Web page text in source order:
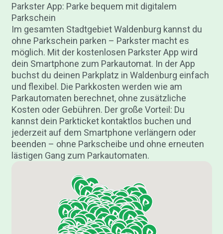
Parkster App: Parke bequem mit digitalem
Parkschein
Im gesamten Stadtgebiet Waldenburg kannst du
ohne Parkschein parken – Parkster macht es
möglich. Mit der kostenlosen Parkster App wird
dein Smartphone zum Parkautomat. In der App
buchst du deinen Parkplatz in Waldenburg einfach
und flexibel. Die Parkkosten werden wie am
Parkautomaten berechnet, ohne zusätzliche
Kosten oder Gebühren. Der große Vorteil: Du
kannst dein Parkticket kontaktlos buchen und
jederzeit auf dem Smartphone verlängern oder
beenden – ohne Parkscheibe und ohne erneuten
lästigen Gang zum Parkautomaten.